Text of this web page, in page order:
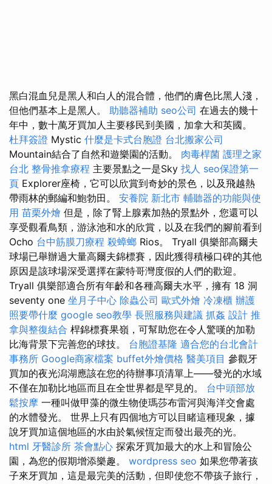
黑白混血兒是黑人和白人的混合體，他們的膚色比黑人淺，
但他們基本上是黑人。 助聽器補助 seo公司 在過去的幾十
年中，數十萬牙買加人主要移民到美國，加拿大和英國。
杜拜簽證 Mystic 什麼是卡式台胞證 台北搬家公司
Mountain結合了自然和遊樂園的活動。 肉毒桿菌 護理之家
台北 整骨推拿療程 主要景點之一是Sky 找人 seo保證第一
頁 Explorer座椅，它可以欣賞到奇妙的景色，以及飛越熱
帶雨林的郵編和鮑勃田。 安養院 新北市 輔聽器的功能與使
用 苗栗外燴 但是，除了腎上腺素加熱的景點外，您還可以
享受觀看鳥類，游泳池和水的欣賞，以及在我們的腳前看到
Ocho 台中筋膜刀療程 殺蟑螂 Rios。 Tryall 俱樂部高爾夫
球場已舉辦過大量高爾夫錦標賽，因此獲得積極口碑的其他
原因是該球場深受選擇在蒙特哥灣度假的人們的歡迎。
Tryall 俱樂部適合所有年齡和各種高爾夫水平，擁有 18 洞
seventy one 坐月子中心 除蟲公司 歐式外燴 冷凍櫃 辦護
照要帶什麼 google seo教學 長照服務與建議 抓姦 設計 推
拿與整復結合 桿錦標賽果嶺，可幫助您在令人驚嘆的加勒
比海背景下完善您的球技。 台胞證基隆 適合您的台北會計
事務所 Google商家檔案 buffet外燴價格 醫美項目 參觀牙
買加的夜光潟湖應該在您的待辦事項清單上——發光的水域
不僅在加勒比地區而且在全世界都是罕見的。 台中頭部放
鬆按摩 一種叫做甲藻的微生物使瑪莎布雷河與海洋交會處
的水體發光。 世界上只有四個地方可以目睹這種現象，據
說牙買加這個地區的水由於氣候恆定而發出最亮的光。
html 牙醫診所 茶會點心 探索牙買加最大的水上和冒險公
園，為您的假期增添樂趣。 wordpress seo 如果您帶著孩
子來牙買加，這是最完美的活動，但即使您不帶孩子旅行，